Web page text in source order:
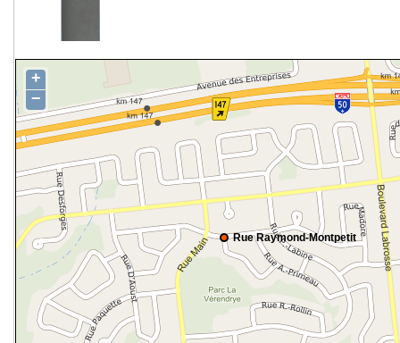
Rue Raymond-Montpetit
+
−